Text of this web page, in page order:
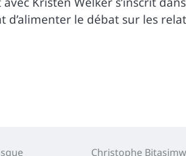
d’alimenter le débat sur les
Christophe